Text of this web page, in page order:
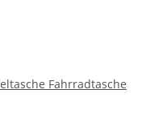
Fahrradtasche